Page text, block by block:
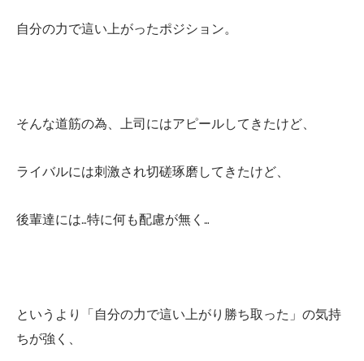
自分の力で這い上がったポジション。
そんな道筋の為、上司にはアピールしてきたけど、
ライバルには刺激され切磋琢磨してきたけど、
後輩達には…特に何も配慮が無く…
というより「自分の力で這い上がり勝ち取った」の気持
ちが強く、